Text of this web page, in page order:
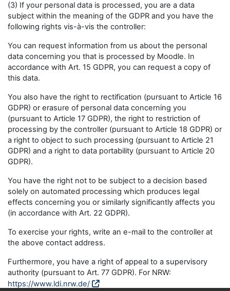
(3) If your personal data is processed, you are a data
subject within the meaning of the GDPR and you have the
following rights vis-à-vis the controller:
You can request information from us about the personal
data concerning you that is processed by Moodle. In
accordance with Art. 15 GDPR, you can request a copy of
this data.
You also have the right to rectification (pursuant to Article 16
GDPR) or erasure of personal data concerning you
(pursuant to Article 17 GDPR), the right to restriction of
processing by the controller (pursuant to Article 18 GDPR) or
a right to object to such processing (pursuant to Article 21
GDPR) and a right to data portability (pursuant to Article 20
GDPR).
You have the right not to be subject to a decision based
solely on automated processing which produces legal
effects concerning you or similarly significantly affects you
(in accordance with Art. 22 GDPR).
To exercise your rights, write an e-mail to the controller at
the above contact address.
Furthermore, you have a right of appeal to a supervisory
authority (pursuant to Art. 77 GDPR). For NRW:
https://www.ldi.nrw.de/